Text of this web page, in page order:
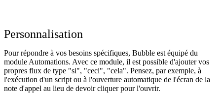
Personnalisation
Pour répondre à vos besoins spécifiques, Bubble est équipé du
module Automations. Avec ce module, il est possible d'ajouter vos
propres flux de type "si", "ceci", "cela". Pensez, par exemple, à
l'exécution d'un script ou à l'ouverture automatique de l'écran de la
note d'appel au lieu de devoir cliquer pour l'ouvrir.